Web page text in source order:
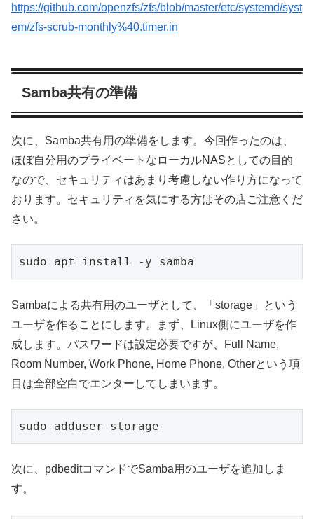
https://github.com/openzfs/zfs/blob/master/etc/systemd/syst
em/zfs-scrub-monthly%40.timer.in
Samba共有の準備
次に、Samba共有用の準備をします。今回作ったのは、
ほぼ自分用のプライベートなローカルNASとしての目的
なので、セキュリティはあまり考慮しない作り方になって
おります。セキュリティを気にする方はその店ご注意くだ
さい。
sudo apt install -y samba
Sambaによる共有用のユーザとして、「storage」という
ユーザを作ることにします。まず、Linux側にユーザを作
成します。パスワードは設定必要ですが、Full Name,
Room Number, Work Phone, Home Phone, Otherという項
目は全部空白でエンターしてしまいます。
sudo adduser storage
次に、pdbeditコマンドでSamba用のユーザを追加しま
す。